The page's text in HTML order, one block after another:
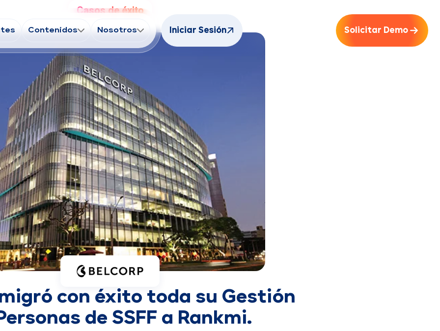
Contenidos Nosotros Iniciar Sesión Solicitar Demo
Casos de éxito
con éxito toda su Gestión
de SSFF a Rankmi.